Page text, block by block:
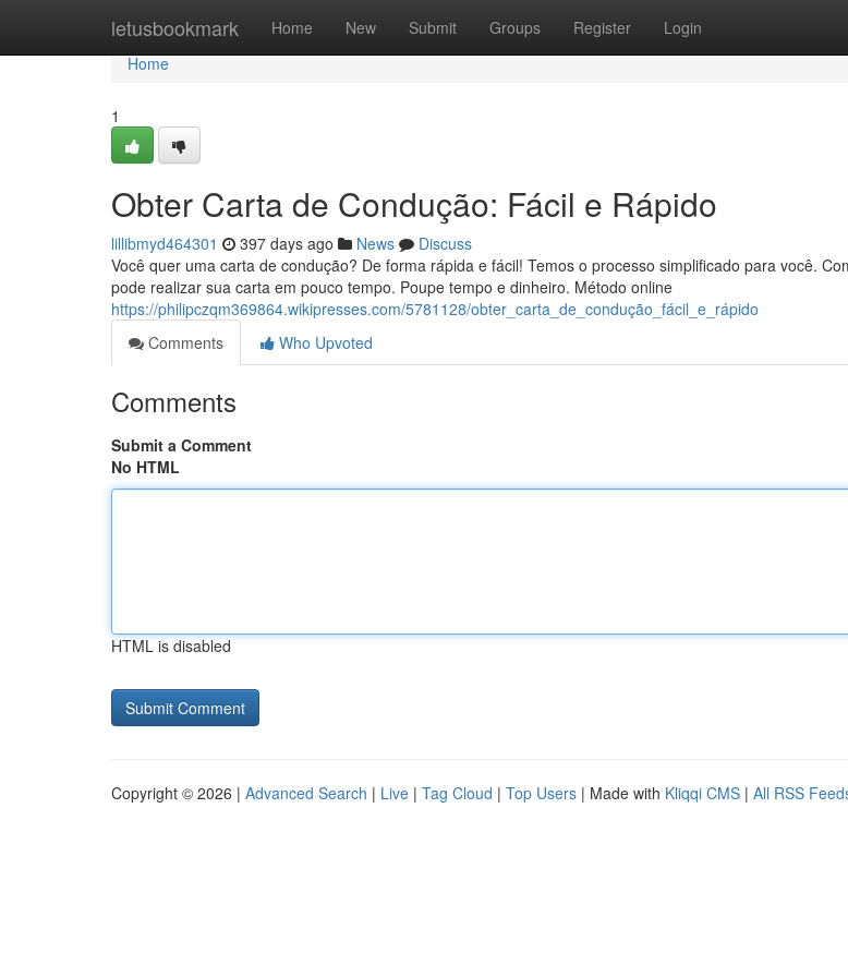
letusbookmark Home New Submit Groups Register Login
Home
Home
1
Obter Carta de Condução: Fácil e Rápido
lillibmyd464301 397 days ago News
Discuss
Você quer uma carta de condução? De forma rápida e fácil! Temos o processo simplificado para você.
pode realizar sua carta em pouco tempo. Poupe tempo e dinheiro. Método online
https://philipczqm369864.wikipresses.com/5781128/obter_carta_de_condução_fácil_e_rápido
Comments
Who Upvoted
Comments
Submit a Comment
No HTML
HTML is disabled
Copyright © 2026 | Advanced Search | Live | Tag Cloud | Top Users | Made with Kliqqi CMS | All RSS